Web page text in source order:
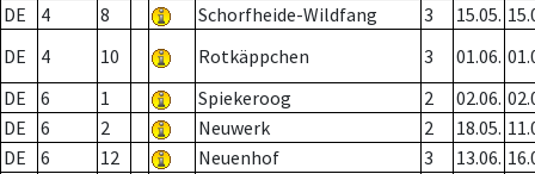
DE
4 8 Schorfheide-Wildfang 3 15.05.
DE
4 10 Rotkäppchen 3 01.06.
DE
6 1 Spiekeroog 2 02.06.
DE
6 2 Neuwerk 2 18.05.
DE
6 12 Neuenhof 3 13.06.